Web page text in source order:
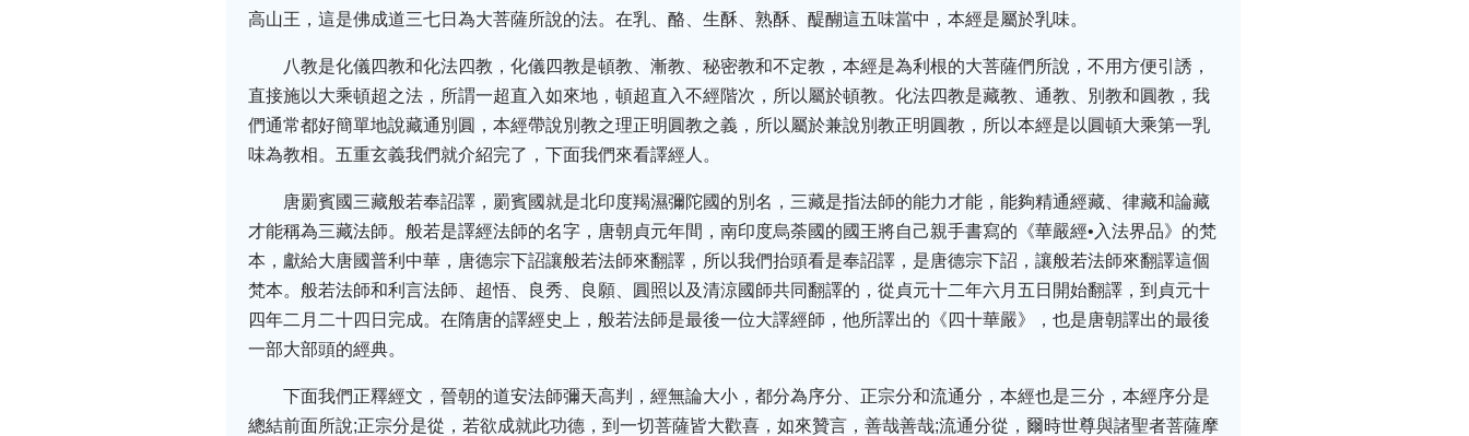
高山王，這是佛成道三七日為大菩薩所說的法。在乳、酪、生酥、熟酥、醍醐這五味當中，本經是屬於乳味。
八教是化儀四教和化法四教，化儀四教是頓教、漸教、秘密教和不定教，本經是為利根的大菩薩們所說，不用方便引誘，
直接施以大乘頓超之法，所謂一超直入如來地，頓超直入不經階次，所以屬於頓教。化法四教是藏教、通教、別教和圓教，我
們通常都好簡單地說藏通別圓，本經帶說別教之理正明圓教之義，所以屬於兼說別教正明圓教，所以本經是以圓頓大乘第一乳
味為教相。五重玄義我們就介紹完了，下面我們來看譯經人。
唐罽賓國三藏般若奉詔譯，罽賓國就是北印度羯濕彌陀國的別名，三藏是指法師的能力才能，能夠精通經藏、律藏和論藏
才能稱為三藏法師。般若是譯經法師的名字，唐朝貞元年間，南印度烏荼國的國王將自己親手書寫的《華嚴經•入法界品》的梵
本，獻給大唐國普利中華，唐德宗下詔讓般若法師來翻譯，所以我們抬頭看是奉詔譯，是唐德宗下詔，讓般若法師來翻譯這個
梵本。般若法師和利言法師、超悟、良秀、良願、圓照以及清涼國師共同翻譯的，從貞元十二年六月五日開始翻譯，到貞元十
四年二月二十四日完成。在隋唐的譯經史上，般若法師是最後一位大譯經師，他所譯出的《四十華嚴》，也是唐朝譯出的最後
一部大部頭的經典。
下面我們正釋經文，晉朝的道安法師彌天高判，經無論大小，都分為序分、正宗分和流通分，本經也是三分，本經序分是
總結前面所說;正宗分是從，若欲成就此功德，到一切菩薩皆大歡喜，如來贊言，善哉善哉;流通分從，爾時世尊與諸聖者菩薩摩